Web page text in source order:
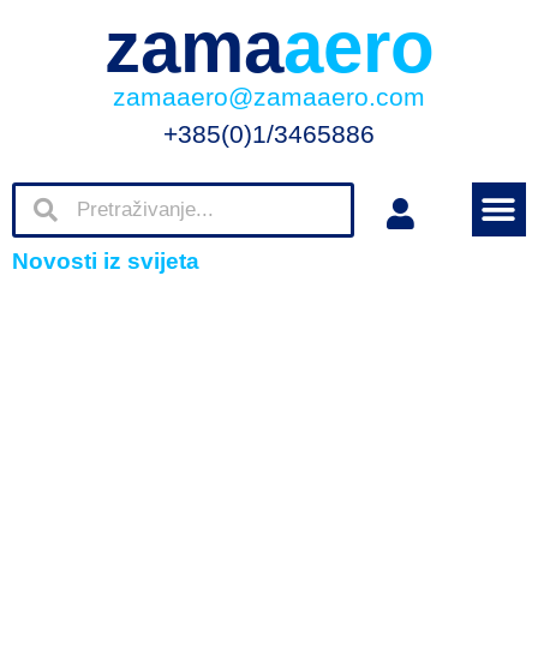
zamaaero
zamaaero@zamaaero.com
+385(0)1/3465886
Novosti iz svijeta